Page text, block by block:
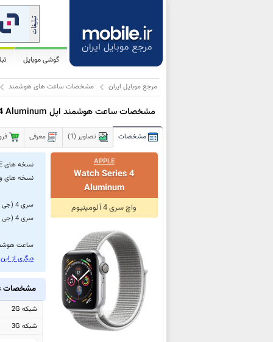
گوشی موبایل
مرجع موبایل ایران مشخصات ساعت های هوشمند
مشخصات ساعت هوشمند اپل Watch Series 4 Aluminum
مشخصات تصاویر (1) معرفی
APPLE
Watch Series 4
Aluminum
واچ سری 4 آلومینیوم
نسخه های LTE:
نسخه های
سری 4 (جی پی اس + سلولار) نیاز به آیفون 6/آی او اس 12 (یا نسخه جدیدتر) دارد
سری 4 (جی پی اس) نیاز به آیفون 5 اس/آی او اس 12 (یا نسخه جدیدتر) دارد
ساعت هوشمند اپل واچ سری 4
دیگری از
مشخصات
شبکه 2G
شبکه 3G